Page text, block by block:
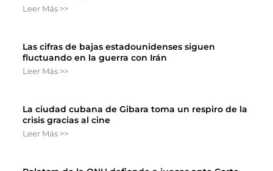
Leer Más >>
Las cifras de bajas estadounidenses siguen
fluctuando en la guerra con Irán
Leer Más >>
La ciudad cubana de Gibara toma un respiro de la
crisis gracias al cine
Leer Más >>